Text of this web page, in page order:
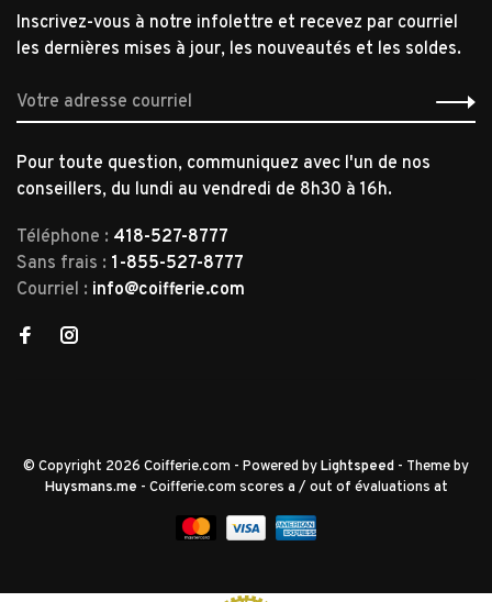
Inscrivez-vous à notre infolettre et recevez par courriel
les dernières mises à jour, les nouveautés et les soldes.
Pour toute question, communiquez avec l'un de nos
conseillers, du lundi au vendredi de 8h30 à 16h.
Téléphone : 418-527-8777
Sans frais : 1-855-527-8777
Courriel : info@coifferie.com
© Copyright 2026 Coifferie.com - Powered byLightspeed - Theme by
Huysmans.me - Coifferie.com scores a / out of évaluations at